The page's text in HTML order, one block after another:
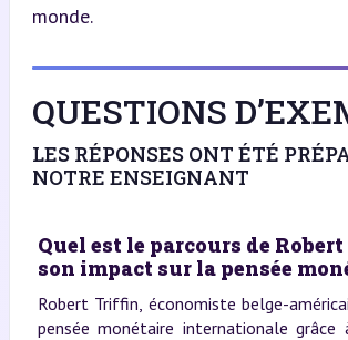
monde.
QUESTIONS
LES RÉPONSES ONT ÉTÉ
NOTRE ENSEIGNANT
Quel est le parcours de
son impact sur la pensée
Robert Triffin, économiste belge-
pensée monétaire internationale grâce